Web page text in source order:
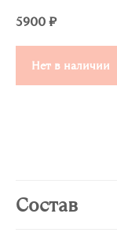
5900₽
Нет в наличии
Состав